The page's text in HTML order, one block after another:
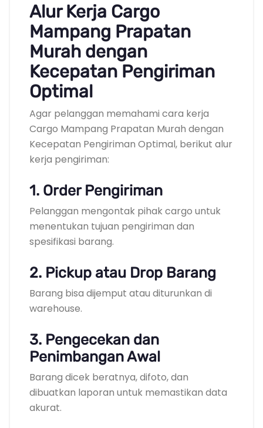
Alur Kerja Cargo
Mampang Prapatan
Murah dengan
Kecepatan Pengiriman
Optimal
Agar pelanggan memahami cara kerja
Cargo Mampang Prapatan Murah dengan
Kecepatan Pengiriman Optimal, berikut alur
kerja pengiriman:
1. Order Pengiriman
Pelanggan mengontak pihak cargo untuk
menentukan tujuan pengiriman dan
spesifikasi barang.
2. Pickup atau Drop Barang
Barang bisa dijemput atau diturunkan di
warehouse.
3. Pengecekan dan
Penimbangan Awal
Barang dicek beratnya, difoto, dan
dibuatkan laporan untuk memastikan data
akurat.